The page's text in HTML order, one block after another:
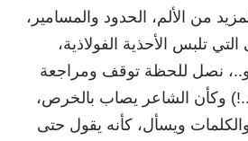
من الألم، الحدود والمسامير،
التي تلبس الأحذية الفولاذية،
..، نصل للحظة توقف ومراجعة
..!) وكأن الشاعر يصاب بالخرص،
ويسأل، كأنه يقول حتى